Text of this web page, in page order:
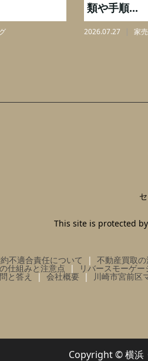
類や手順...
2026.07.27 家売
This site is protected
不適合責任について 不動産買取
仕組みと注意点 リバースモーゲ
と答え 会社概要 川崎市宮前区
Copyright © 横浜